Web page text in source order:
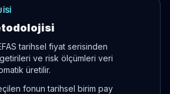
tarihsel fiyat serisinden
ve risk ölçümleri veri
üretilir.
fonun tarihsel birim pay